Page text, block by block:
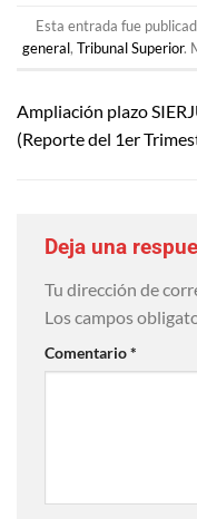
Esta entrada fue
general, Tribunal Superior.
Ampliación plazo
(Reporte del 1er
Deja una
Tu dirección de
Los campos
Comentario*